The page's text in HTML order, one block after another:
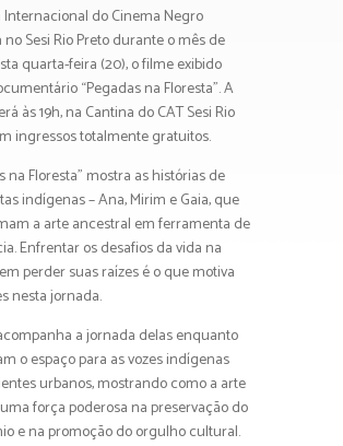
Internacional do Cinema Negro
Sesi Rio Preto durante o mês de
quarta-feira (20), o filme exibido
“Pegadas na Floresta”. A
às 19h, na Cantina do CAT Sesi Rio
ingressos totalmente gratuitos.
na Floresta” mostra as histórias de
indígenas – Ana, Mirim e Gaia, que
a arte ancestral em ferramenta de
Enfrentar os desafios da vida na
perder suas raízes é o que motiva
nesta jornada.
a jornada delas enquanto
o espaço para as vozes indígenas
urbanos, mostrando como a arte
força poderosa na preservação do
e na promoção do orgulho cultural.